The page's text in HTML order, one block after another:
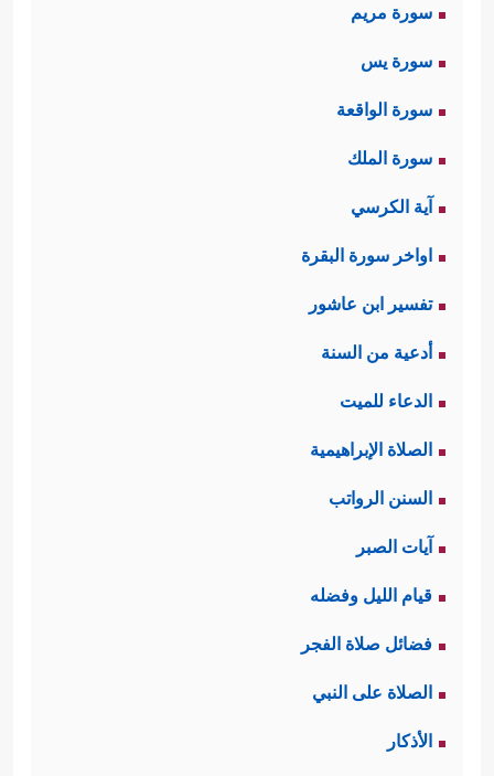
سورة مريم
سورة يس
سورة الواقعة
سورة الملك
آية الكرسي
اواخر سورة البقرة
تفسير ابن عاشور
أدعية من السنة
الدعاء للميت
الصلاة الإبراهيمية
السنن الرواتب
آيات الصبر
قيام الليل وفضله
فضائل صلاة الفجر
الصلاة على النبي
الأذكار